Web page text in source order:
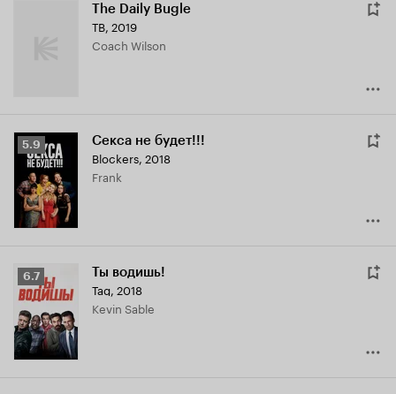
The Daily Bugle
ТВ, 2019
Coach Wilson
Рейтинг
Кинопоиска
5.9
5.9 Секса не будет!!!
Blockers, 2018
Frank
Рейтинг
Кинопоиска
6.7
6.7 Ты водишь!
Tag, 2018
Kevin Sable